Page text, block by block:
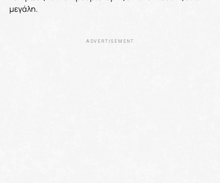
μεγάλη.
ADVERTISEMENT